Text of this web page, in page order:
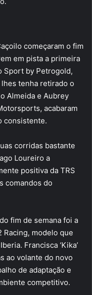
começaram o fim
em pista a primeira
Sport by Petrogold,
tenha retirado o
Almeida e Aubrey
acabaram
consistente.
corridas bastante
Loureiro a
positiva da TRS
comandos do
fim de semana foi a
Racing, modelo que
Francisca ‘Kika’
ao volante do novo
de adaptação e
competitivo.